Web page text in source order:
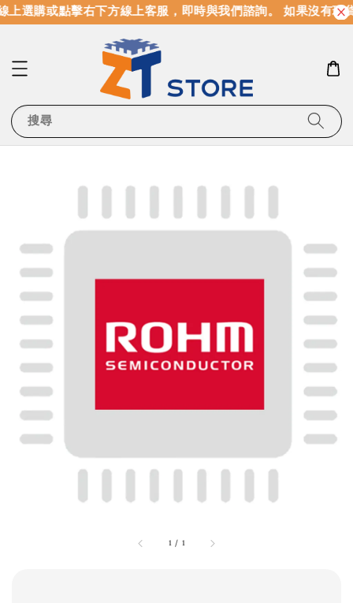
選購或點擊右下方線上客服，即時與我們諮詢。 如果沒有現
搜尋
1 / 1